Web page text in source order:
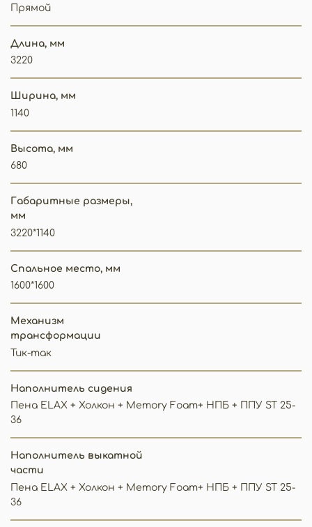
Прямой
Длина, мм
3220
Ширина, мм
1140
Высота, мм
680
Габаритные размеры,
мм
3220*1140
Спальное место, мм
1600*1600
Механизм
трансформации
Тик-так
Наполнитель сидения
Пена ELAX + Холкон + Memory Foam+ НПБ + ППУ ST 25-
36
Наполнитель выкатной
части
Пена ELAX + Холкон + Memory Foam+ НПБ + ППУ ST 25-
36